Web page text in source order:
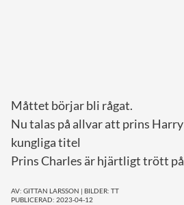
Måttet börjar bli rågat.
Nu talas på allvar att prins Harry
kungliga titel
Prins Charles är hjärtligt trött på
AV: GITTAN LARSSON | BILDER: TT
PUBLICERAD: 2023-04-12